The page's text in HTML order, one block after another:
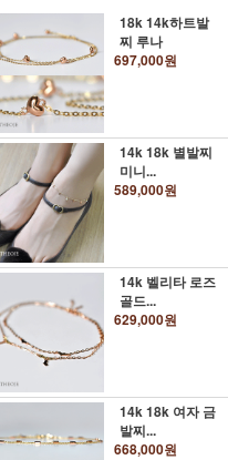
18k 14k하트발
찌 루나
697,000원
14k 18k 별발찌
미니...
589,000원
14k 벨리타 로즈
골드...
629,000원
14k 18k 여자 금
발찌...
668,000원